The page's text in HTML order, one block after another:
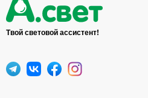
Твой световой ассистент!